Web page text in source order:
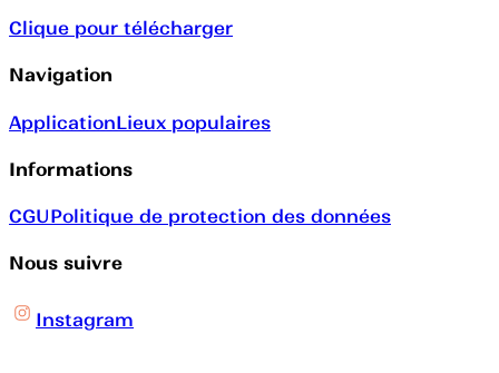
Clique pour télécharger
Navigation
ApplicationLieux populaires
Informations
CGUPolitique de protection des données
Nous suivre
Instagram